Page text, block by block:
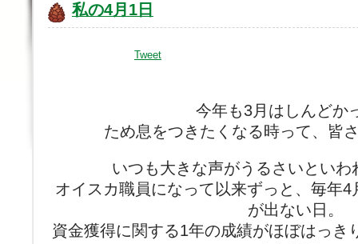
私の4月1日
Tweet
今年も3月はしんどか
ため息をつきたくなる時って、皆
いつも大きな声がうるさいといわ
オイスカ職員になって以来ずっと、毎年
が出ない日。
資金獲得に関する1年の成績がほぼはっき